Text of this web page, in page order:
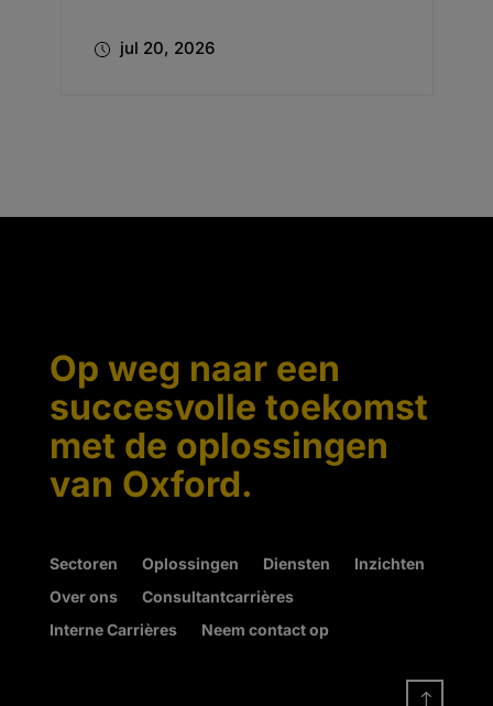
jul 07, 2026
Op weg naar een
succesvolle toekomst
met de oplossingen
van Oxford.
Sectoren Oplossingen Diensten
Inzichten
Over ons
Consultantcarrières
Interne Carrières
Neem contact op
!